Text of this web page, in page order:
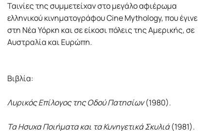
Ταινίες της συμμετείχαν στο μεγάλο αφιέρωμα
ελληνικού κινηματογράφου Cine Mythology, που έγινε
στη Νέα Υόρκη και σε είκοσι πόλεις της Αμερικής, σε
Αυστραλία και Ευρώπη.
Βιβλία:
Λυρικός Επίλογος της Οδού Πατησίων(1980).
Τα Ησυχα Ποιήματα και τα Κυνηγετικά Σκυλιά(1981).